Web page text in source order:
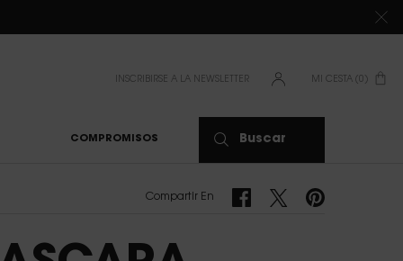
INSCRIBIRSE A LA NEWSLETTER MI CESTA 0
0 PRODUCTO
COMPROMISOS Buscar
Compartir En Compartir En Facebook
Compartir En Twitter
Compartir En